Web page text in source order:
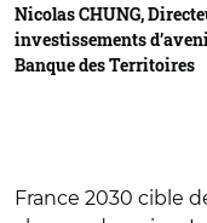
Nicolas CHUNG,
investissements
Banque des Territoires
France 2030 cible